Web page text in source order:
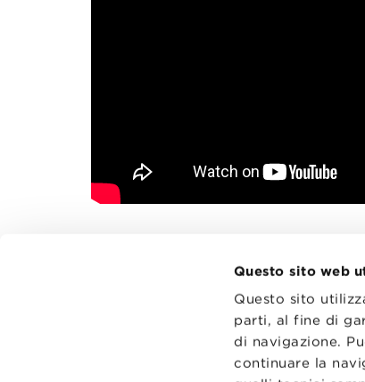
Questo sito web
Questo sito
parti, al fine di
di navigazione.
continuare la